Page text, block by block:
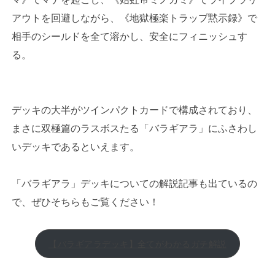
アウトを回避しながら、《地獄極楽トラップ黙示録》で
相手のシールドを全て溶かし、安全にフィニッシュす
る。
デッキの大半がツインパクトカードで構成されており、
まさに双極篇のラスボスたる「バラギアラ」にふさわし
いデッキであるといえます。
「バラギアラ」デッキについての解説記事も出ているの
で、ぜひそちらもご覧ください！